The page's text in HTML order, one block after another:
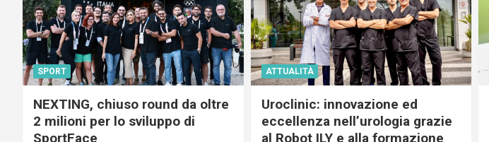
SPORT
NEXTING, chiuso round da oltre
2 milioni per lo sviluppo di
SportFace
ATTUALITÀ
Uroclinic: innovazione ed
eccellenza nell’urologia grazie
al Robot ILY e alla formazione